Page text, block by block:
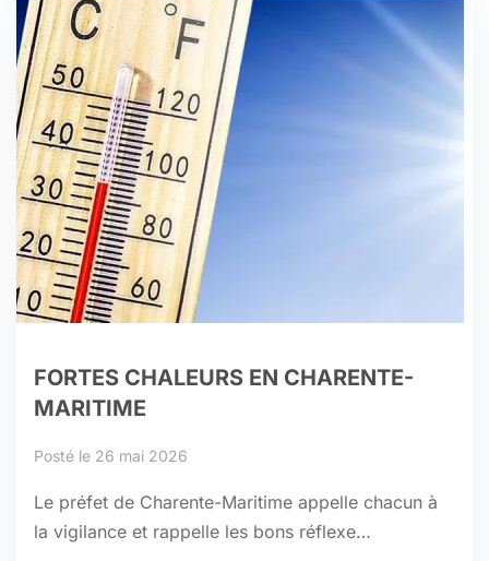
FORTES CHALEURS EN CHARENTE-
MARITIME
Posté le 26 mai 2026
Le préfet de Charente-Maritime appelle chacun à
la vigilance et rappelle les bons réflexe…